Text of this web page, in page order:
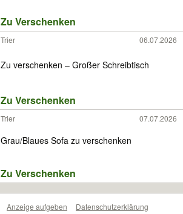
Zu Verschenken
Trier 06.07.2026
Zu verschenken – Großer Schreibtisch
Zu Verschenken
Trier 07.07.2026
Grau/Blaues Sofa zu verschenken
Zu Verschenken
Anzeige aufgeben Datenschutzerklärung